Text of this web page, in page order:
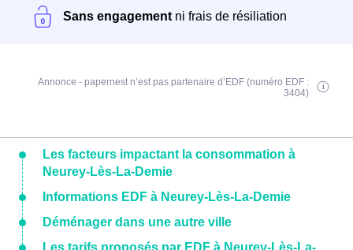
Sans engagement ni frais de résiliation
Annonce - papernest n’est pas partenaire d’EDF (numéro EDF :
3404)
Les facteurs impactant la consommation à
Neurey-Lès-La-Demie
Informations EDF à Neurey-Lès-La-Demie
Déménager dans une autre ville
Les tarifs proposés par EDF à Neurey-Lès-La-